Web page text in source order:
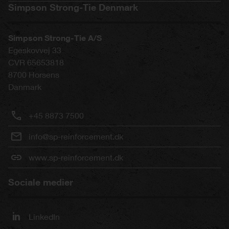
Simpson Strong-Tie Denmark
Simpson Strong-Tie A/S
Egeskovvej 33
CVR 65653818
8700 Horsens
Danmark
+45 8873 7500
info@sp-reinforcement.dk
www.sp-reinforcement.dk
Sociale medier
LinkedIn